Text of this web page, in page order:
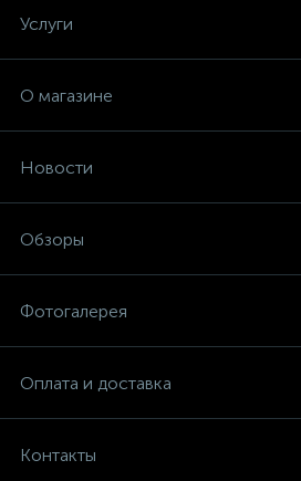
Услуги
О магазине
Новости
Обзоры
Фотогалерея
Оплата и доставка
Контакты